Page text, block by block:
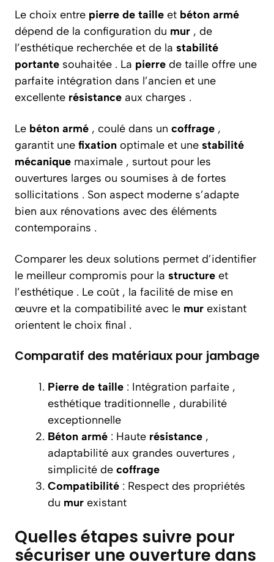
Le choix entre pierre de taille et béton armé
dépend de la configuration du mur , de
l’esthétique recherchée et de la stabilité
portante souhaitée . La pierre de taille offre une
parfaite intégration dans l’ancien et une
excellente résistance aux charges .
Le béton armé , coulé dans un coffrage ,
garantit une fixation optimale et une stabilité
mécanique maximale , surtout pour les
ouvertures larges ou soumises à de fortes
sollicitations . Son aspect moderne s’adapte
bien aux rénovations avec des éléments
contemporains .
Comparer les deux solutions permet d’identifier
le meilleur compromis pour la structure et
l’esthétique . Le coût , la facilité de mise en
œuvre et la compatibilité avec le mur existant
orientent le choix final .
Comparatif des matériaux pour jambage
Pierre de taille : Intégration parfaite ,
esthétique traditionnelle , durabilité
exceptionnelle
Béton armé : Haute résistance ,
adaptabilité aux grandes ouvertures ,
simplicité de coffrage
Compatibilité : Respect des propriétés
du mur existant
Quelles étapes suivre pour
sécuriser une ouverture dans